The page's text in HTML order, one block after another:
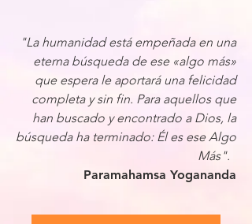
"La humanidad está empeñada en una
eterna búsqueda de ese «algo más»
que espera le aportará una felicidad
completa y sin fin. Para aquellos que
han buscado y encontrado a Dios, la
búsqueda ha terminado: Él es ese Algo
Más".
Paramahamsa Yogananda